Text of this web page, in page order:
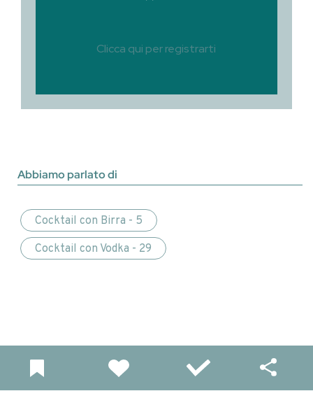
Clicca qui per registrarti
Abbiamo parlato di
Cocktail con Birra - 5
Cocktail con Vodka - 29